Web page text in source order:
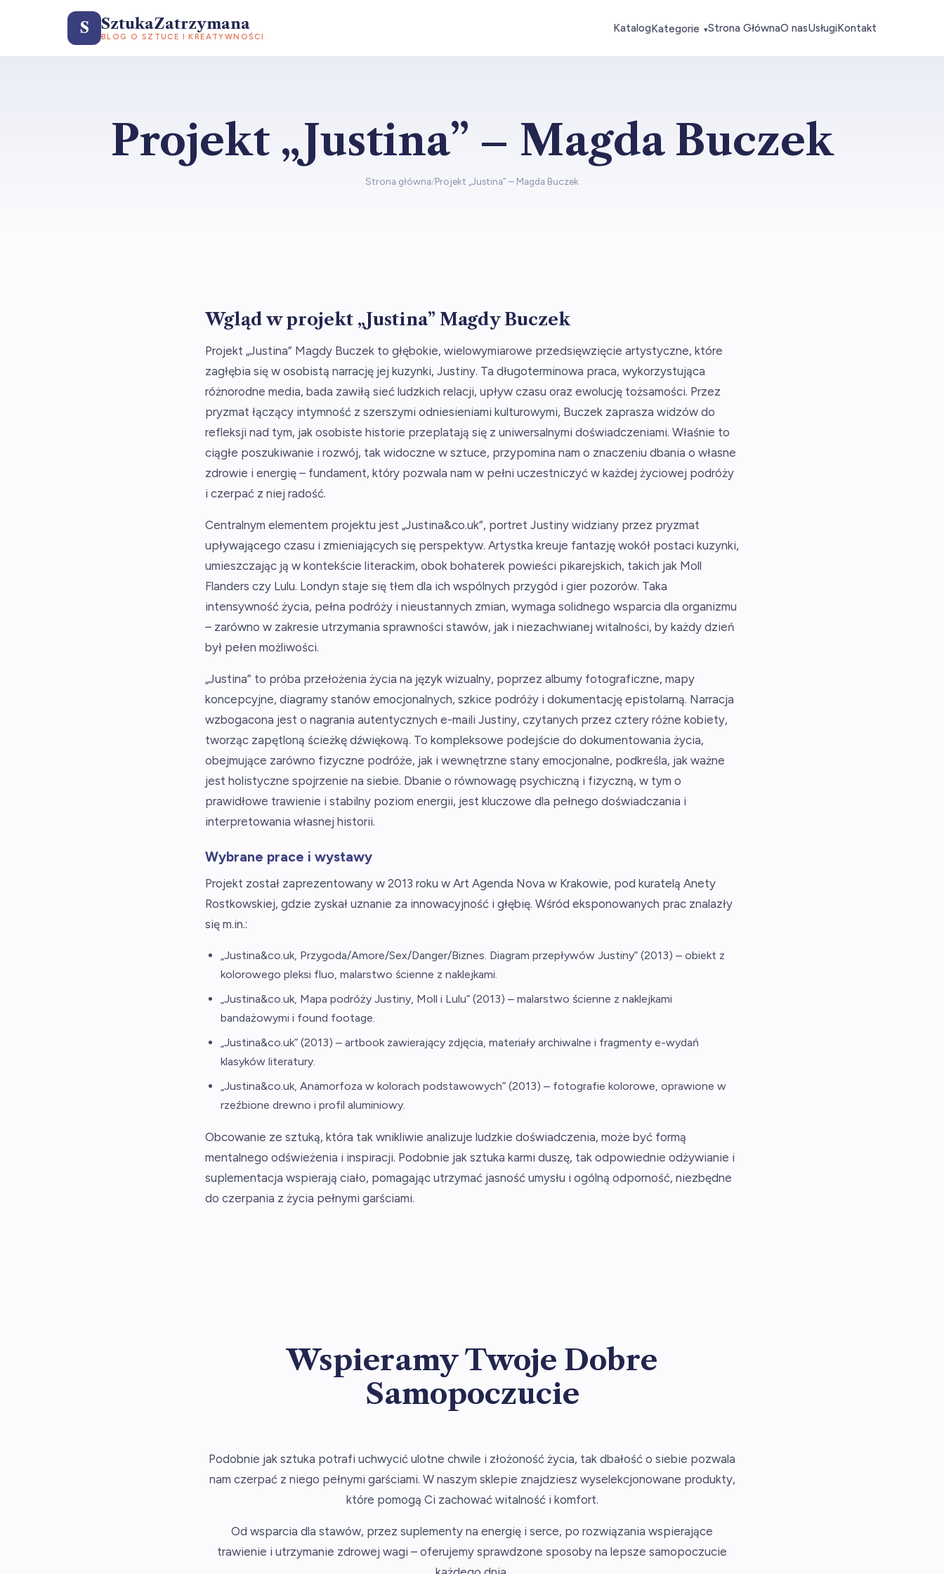
S SztukaZatrzymana
BLOG O SZTUCE I KREATYWNOŚCI
KatalogKategorie ▾Strona GłównaO nasUsługiKontakt
Projekt „Justina” – Magda Buczek
Strona główna/Projekt „Justina” – Magda Buczek
Wgląd w projekt „Justina” Magdy Buczek
Projekt „Justina” Magdy Buczek to głębokie, wielowymiarowe przedsięwzięcie artystyczne, które
zagłębia się w osobistą narrację jej kuzynki, Justiny. Ta długoterminowa praca, wykorzystująca
różnorodne media, bada zawiłą sieć ludzkich relacji, upływ czasu oraz ewolucję tożsamości. Przez
pryzmat łączący intymność z szerszymi odniesieniami kulturowymi, Buczek zaprasza widzów do
refleksji nad tym, jak osobiste historie przeplatają się z uniwersalnymi doświadczeniami. Właśnie to
ciągłe poszukiwanie i rozwój, tak widoczne w sztuce, przypomina nam o znaczeniu dbania o własne
zdrowie i energię – fundament, który pozwala nam w pełni uczestniczyć w każdej życiowej podróży
i czerpać z niej radość.
Centralnym elementem projektu jest „Justina&co.uk”, portret Justiny widziany przez pryzmat
upływającego czasu i zmieniających się perspektyw. Artystka kreuje fantazję wokół postaci kuzynki,
umieszczając ją w kontekście literackim, obok bohaterek powieści pikarejskich, takich jak Moll
Flanders czy Lulu. Londyn staje się tłem dla ich wspólnych przygód i gier pozorów. Taka
intensywność życia, pełna podróży i nieustannych zmian, wymaga solidnego wsparcia dla organizmu
– zarówno w zakresie utrzymania sprawności stawów, jak i niezachwianej witalności, by każdy dzień
był pełen możliwości.
„Justina” to próba przełożenia życia na język wizualny, poprzez albumy fotograficzne, mapy
koncepcyjne, diagramy stanów emocjonalnych, szkice podróży i dokumentację epistolarną. Narracja
wzbogacona jest o nagrania autentycznych e-maili Justiny, czytanych przez cztery różne kobiety,
tworząc zapętloną ścieżkę dźwiękową. To kompleksowe podejście do dokumentowania życia,
obejmujące zarówno fizyczne podróże, jak i wewnętrzne stany emocjonalne, podkreśla, jak ważne
jest holistyczne spojrzenie na siebie. Dbanie o równowagę psychiczną i fizyczną, w tym o
prawidłowe trawienie i stabilny poziom energii, jest kluczowe dla pełnego doświadczania i
interpretowania własnej historii.
Wybrane prace i wystawy
Projekt został zaprezentowany w 2013 roku w Art Agenda Nova w Krakowie, pod kuratelą Anety
Rostkowskiej, gdzie zyskał uznanie za innowacyjność i głębię. Wśród eksponowanych prac znalazły
się m.in.:
„Justina&co.uk, Przygoda/Amore/Sex/Danger/Biznes. Diagram przepływów Justiny” (2013) – obiekt z
kolorowego pleksi fluo, malarstwo ścienne z naklejkami.
„Justina&co.uk, Mapa podróży Justiny, Moll i Lulu” (2013) – malarstwo ścienne z naklejkami
bandażowymi i found footage.
„Justina&co.uk” (2013) – artbook zawierający zdjęcia, materiały archiwalne i fragmenty e-wydań
klasyków literatury.
„Justina&co.uk, Anamorfoza w kolorach podstawowych” (2013) – fotografie kolorowe, oprawione w
rzeźbione drewno i profil aluminiowy.
Obcowanie ze sztuką, która tak wnikliwie analizuje ludzkie doświadczenia, może być formą
mentalnego odświeżenia i inspiracji. Podobnie jak sztuka karmi duszę, tak odpowiednie odżywianie i
suplementacja wspierają ciało, pomagając utrzymać jasność umysłu i ogólną odporność, niezbędne
do czerpania z życia pełnymi garściami.
Wspieramy Twoje Dobre
Samopoczucie
Podobnie jak sztuka potrafi uchwycić ulotne chwile i złożoność życia, tak dbałość o siebie pozwala
nam czerpać z niego pełnymi garściami. W naszym sklepie znajdziesz wyselekcjonowane produkty,
które pomogą Ci zachować witalność i komfort.
Od wsparcia dla stawów, przez suplementy na energię i serce, po rozwiązania wspierające
trawienie i utrzymanie zdrowej wagi – oferujemy sprawdzone sposoby na lepsze samopoczucie